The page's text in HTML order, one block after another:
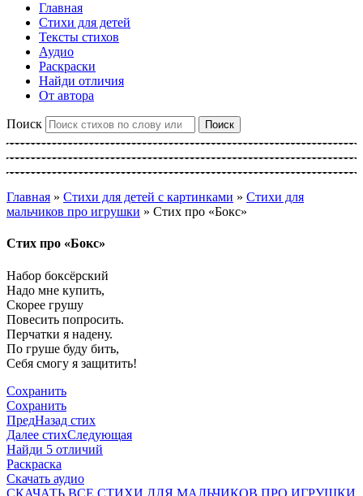
Главная
Стихи для детей
Тексты стихов
Аудио
Раскраски
Найди отличия
От автора
Поиск Поиск
Главная » Стихи для детей с картинками » Стихи для
мальчиков про игрушки » Стих про «Бокс»
Стих про «Бокс»
Набор боксёрский
Надо мне купить,
Скорее грушу
Повесить попросить.
Перчатки я надену.
По груше буду бить,
Себя смогу я защитить!
Сохранить
Сохранить
ПредНазад стих
Далее стихСледующая
Найди 5 отличий
Раскраска
Скачать аудио
СКАЧАТЬ ВСЕ СТИХИ ДЛЯ МАЛЬЧИКОВ ПРО ИГРУШКИ